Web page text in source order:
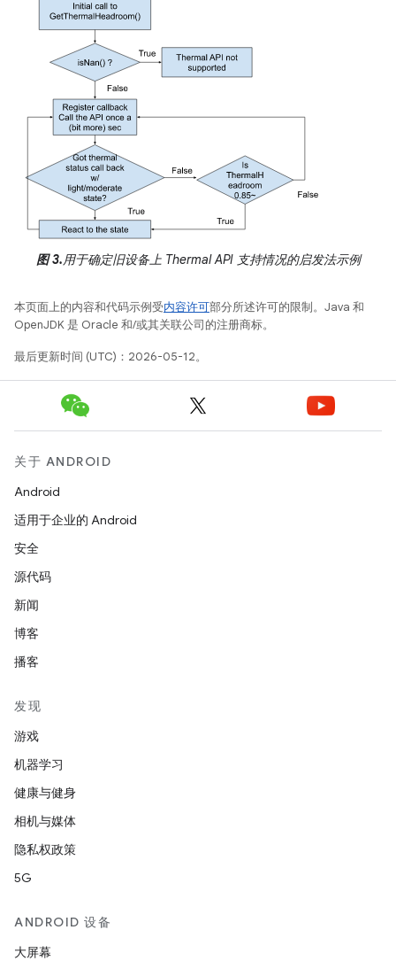
图 3.用于确定旧设备上 Thermal API 支持情况的启发法示例
本页面上的内容和代码示例受内容许可部分所述许可的限制。Java 和
OpenJDK 是 Oracle 和/或其关联公司的注册商标。
最后更新时间 (UTC)：2026-05-12。
关于 ANDROID
Android
适用于企业的 Android
安全
源代码
新闻
博客
播客
发现
游戏
机器学习
健康与健身
相机与媒体
隐私权政策
5G
ANDROID 设备
大屏幕